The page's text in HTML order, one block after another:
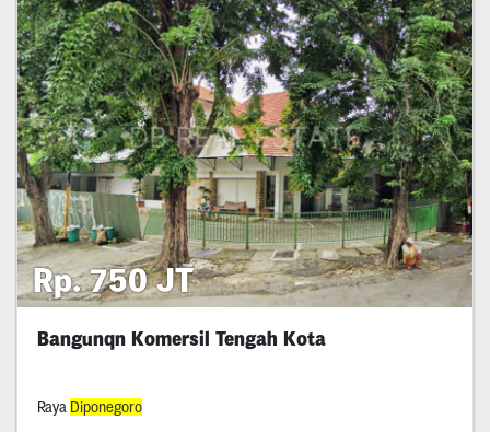
Rp. 750 JT
Bangunqn Komersil Tengah Kota
Raya Diponegoro